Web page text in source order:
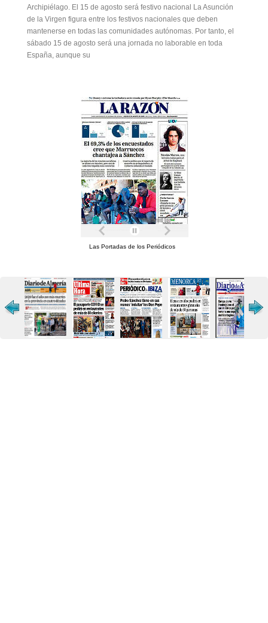
Archipiélago. El 15 de agosto será festivo nacional La Asunción
de la Virgen figura entre los festivos nacionales que deben
mantenerse en todas las comunidades autónomas. Por tanto, el
sábado 15 de agosto será una jornada no laborable en toda
España, aunque su
Las Portadas de los Periódicos